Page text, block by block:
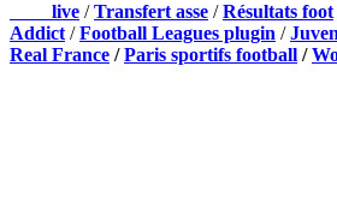
live /Transfert asse /Résultats foot
Addict /Football Leagues plugin /
Real France /Paris sportifs football /